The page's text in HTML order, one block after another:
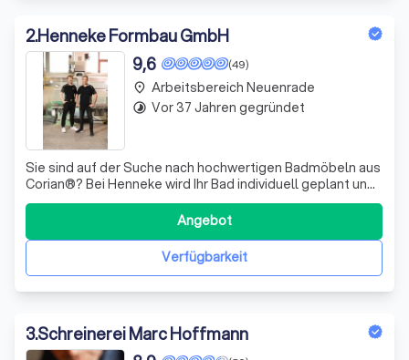
2.Henneke Formbau GmbH
(49)
9,6
Sie sind auf der Suche nach hochwertigen Badmöbeln aus
Corian®? Bei Henneke wird Ihr Bad individuell geplant und
in unserer Corian® Manufaktur hergestellt. Ihr Bad wird
massgefertigt und auf Ihre Bedürfnisse zugeschnitten.
Unsere Badmöbel werden seit über 25 Jahren im
Sauerland von unseren Experten
Verfügbarkeit
Angebot
place Arbeitsbereich Neuenrade
timelapse Vor 37 Jahren gegründet
3.Schreinerei Marc Hoffmann